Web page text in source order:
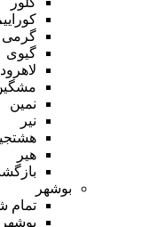
گرمی
گیوی
لاهرود
نمین
نیر
هیر
بوشهر
تمام
بوشهر